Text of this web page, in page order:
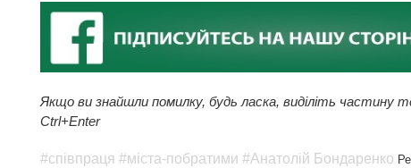
Якщо ви знайшли помилку, будь ласка, виділіть частину
Ctrl+Enter
#співпраця #міста-побратими #Анатолій Бондаренко